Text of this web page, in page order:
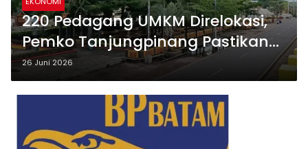
220 Pedagang UMKM Direlokasi,
Pemko Tanjungpinang Pastikan
Penataan Gurindam 12 Bukan
Penggusuran
26 Juni 2026